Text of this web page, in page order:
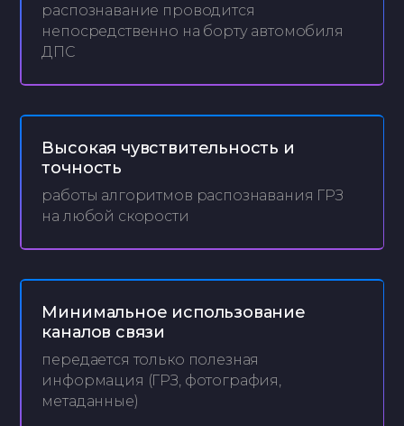
распознавание проводится
непосредственно на борту автомобиля
ДПС
Высокая чувствительность и
точность
работы алгоритмов распознавания ГРЗ
на любой скорости
Минимальное использование
каналов связи
передается только полезная
информация (ГРЗ, фотография,
метаданные)